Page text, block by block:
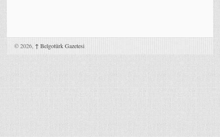
© 2026, ↑ Belgotürk Gazetesi